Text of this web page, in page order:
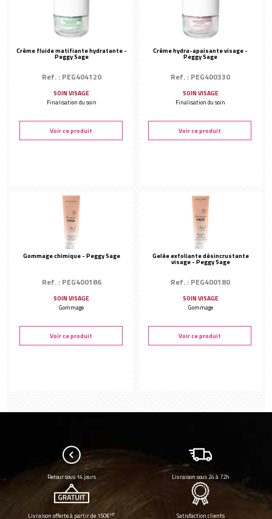
Crème fluide matifiante hydratante -
Peggy Sage
Ref. : PEG404120
SOIN VISAGE
Finalisation du soin
Voir ce produit
Crème hydra-apaisante visage -
Peggy Sage
Ref. : PEG400330
SOIN VISAGE
Finalisation du soin
Voir ce produit
Gommage chimique - Peggy Sage
Ref. : PEG400186
SOIN VISAGE
Gommage
Voir ce produit
Gelée exfoliante désincrustante
visage - Peggy Sage
Ref. : PEG400180
SOIN VISAGE
Gommage
Voir ce produit
Retour sous 14 jours Livraison sous 24 à 72h
Livraison offerte à partir de 150€HT Satisfaction clients